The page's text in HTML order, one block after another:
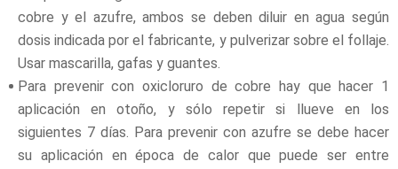
cobre y el azufre, ambos se deben diluir en agua según
dosis indicada por el fabricante, y pulverizar sobre el follaje.
Usar mascarilla, gafas y guantes.
Para prevenir con oxicloruro de cobre hay que hacer 1
aplicación en otoño, y sólo repetir si llueve en los
siguientes 7 días. Para prevenir con azufre se debe hacer
su aplicación en época de calor que puede ser entre